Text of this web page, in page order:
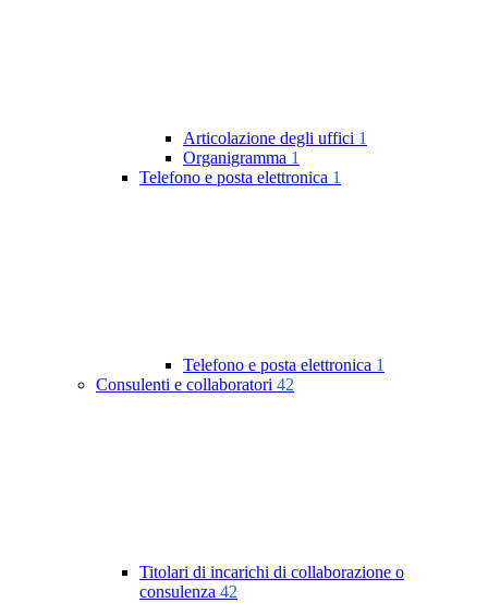
Articolazione degli uffici 1
Organigramma 1
Telefono e posta elettronica 1
Telefono e posta elettronica 1
Consulenti e collaboratori 42
Titolari di incarichi di collaborazione o
consulenza 42